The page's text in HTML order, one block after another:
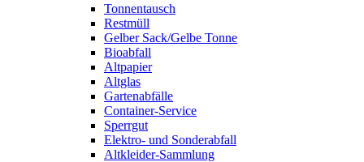
Tonnentausch
Restmüll
Gelber Sack/Gelbe Tonne
Bioabfall
Altpapier
Altglas
Gartenabfälle
Container-Service
Sperrgut
Elektro- und Sonderabfall
Altkleider-Sammlung